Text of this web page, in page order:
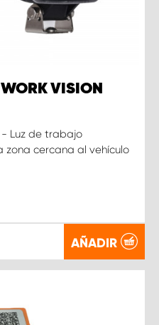
VISION
- Luz de trabajo
zona cercana al vehículo
AÑADIR